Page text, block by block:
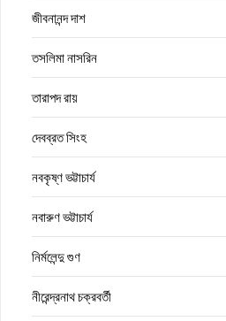
জীবনানন্দ দাশ
তসলিমা নাসরিন
তারাপদ রায়
দেবব্রত সিংহ
নবকৃষ্ণ ভট্টাচার্য
নবারুণ ভট্টাচার্য
নির্মলেন্দু গুণ
নীরেন্দ্রনাথ চক্রবর্তী